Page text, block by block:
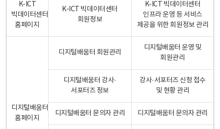
K-ICT
빅데이터센터
홈페이지
K-ICT 빅데이터센터
회원정보
K-ICT 빅데이터센터
인프라 운영 등 서비스
제공을 위한 회원정보 관리
디지털배움터
홈페이지
디지털배움터 회원관리
디지털배움터 운영 및
회원관리
디지털배움터 강사·
서포터즈 정보
강사·서포터즈 신청 접수
및 현황 관리
디지털배움터 문의자 관리 디지털배움터 문의자 관리